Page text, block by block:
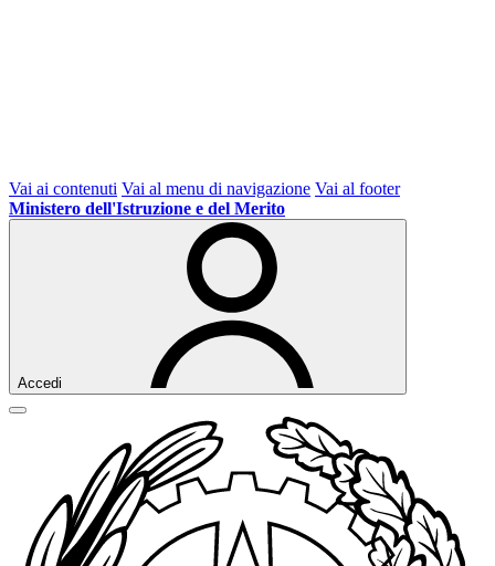
Vai ai contenuti Vai al menu di navigazione Vai al footer
Ministero dell'Istruzione e del Merito
Accedi